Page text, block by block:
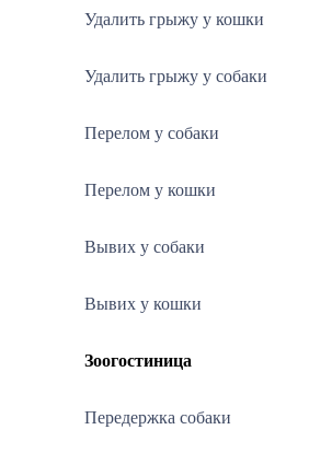
Удалить грыжу у кошки
Удалить грыжу у собаки
Перелом у собаки
Перелом у кошки
Вывих у собаки
Вывих у кошки
Зоогостиница
Передержка собаки